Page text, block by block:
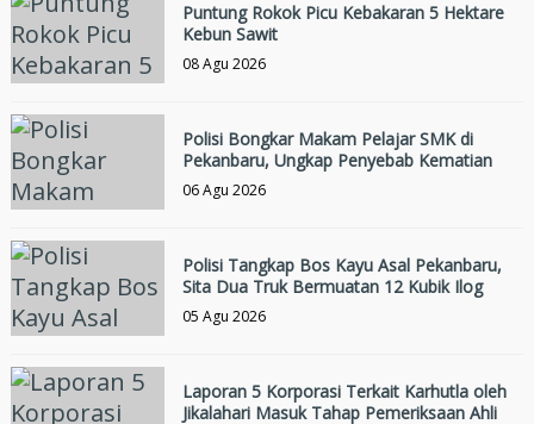
Puntung Rokok Picu Kebakaran 5 Hektare
Kebun Sawit
08 Agu 2026
Polisi Bongkar Makam Pelajar SMK di
Pekanbaru, Ungkap Penyebab Kematian
06 Agu 2026
Polisi Tangkap Bos Kayu Asal Pekanbaru,
Sita Dua Truk Bermuatan 12 Kubik Ilog
05 Agu 2026
Laporan 5 Korporasi Terkait Karhutla oleh
Jikalahari Masuk Tahap Pemeriksaan Ahli